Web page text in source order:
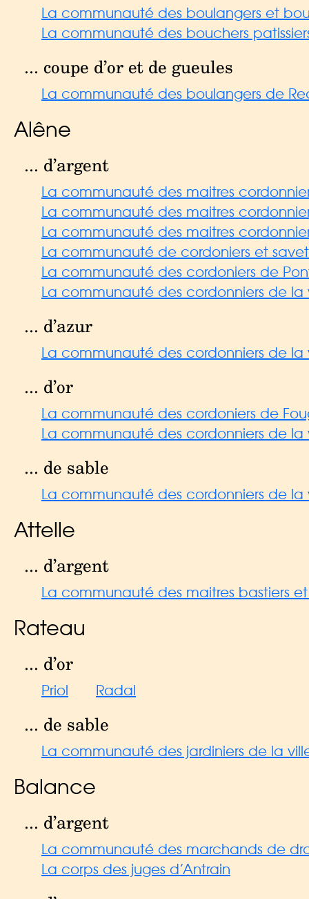
La communauté des boulangers et
La communauté des bouchers
... coupe d’or et de gueules
La communauté des boulangers de
Alêne
... d’argent
La communauté des maitres
La communauté des maitres
La communauté des maitres
La communauté de cordoniers et
La communauté des cordoniers de
La communauté des cordonniers de la
... d’azur
La communauté des cordonniers de la
... d’or
La communauté des cordoniers de
La communauté des cordonniers de la
... de sable
La communauté des cordonniers de la
Attelle
... d’argent
La communauté des maitres bastiers
Rateau
... d’or
Priol Radal
... de sable
La communauté des jardiniers de la
Balance
... d’argent
La communauté des marchands de
La corps des juges d’Antrain